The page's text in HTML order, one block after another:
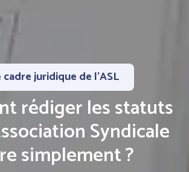
cadre juridique de l'ASL
rédiger les statuts
Syndicale
simplement ?